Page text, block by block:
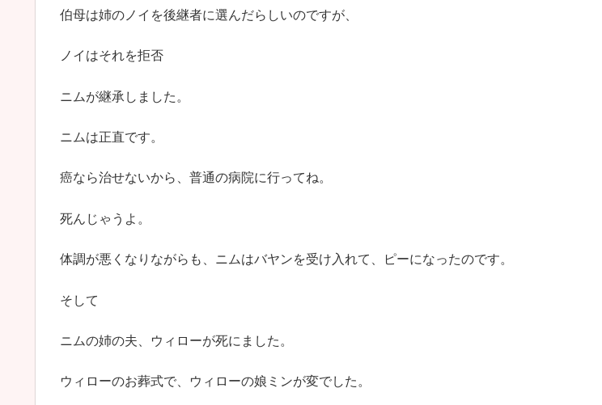
伯母は姉のノイを後継者に選んだらしいのですが、
ノイはそれを拒否
ニムが継承しました。
ニムは正直です。
癌なら治せないから、普通の病院に行ってね。
死んじゃうよ。
体調が悪くなりながらも、ニムはバヤンを受け入れて、ピーになったのです。
そして
ニムの姉の夫、ウィローが死にました。
ウィローのお葬式で、ウィローの娘ミンが変でした。